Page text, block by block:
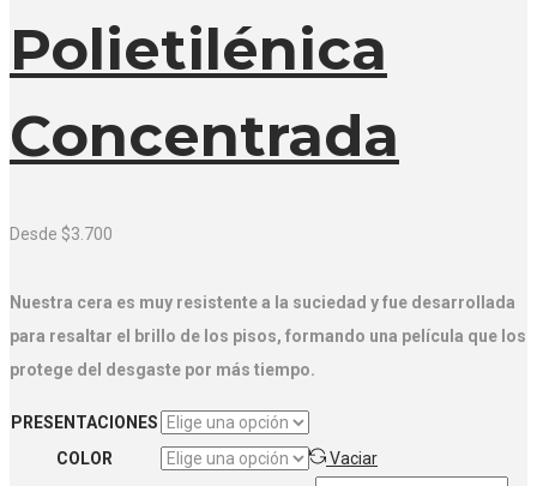
Polietilénica
Concentrada
Desde $3.700
Nuestra cera es muy resistente a la suciedad y fue desarrollada
para resaltar el brillo de los pisos, formando una película que los
protege del desgaste por más tiempo.
PRESENTACIONES
COLOR
Vaciar